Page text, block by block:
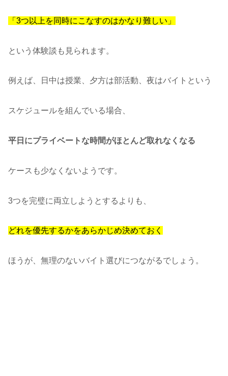
「3つ以上を同時にこなすのはかなり難しい」
という体験談も見られます。
例えば、日中は授業、夕方は部活動、夜はバイトという
スケジュールを組んでいる場合、
平日にプライベートな時間がほとんど取れなくなる
ケースも少なくないようです。
3つを完璧に両立しようとするよりも、
どれを優先するかをあらかじめ決めておく
ほうが、無理のないバイト選びにつながるでしょう。